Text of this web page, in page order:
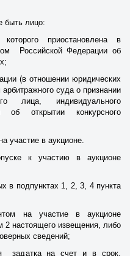
быть лицо:
приостановлена в
Российской Федерации об
(в отношении юридических
суда о признании
лица, индивидуального
об открытии конкурсного
участие в аукционе.
к участию в аукционе
в подпунктах 1, 2, 3, 4 пункта
на участие в аукционе
2 настоящего извещения, либо
сведений;
задатка на счет и в срок,